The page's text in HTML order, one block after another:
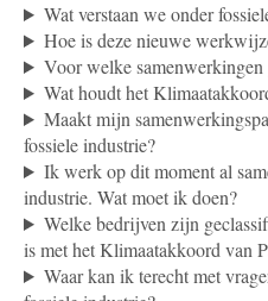
Wat verstaan we onder
Hoe is deze nieuwe
Voor welke
Wat houdt het
Maakt mijn
fossiele industrie?
Ik werk op dit moment al
industrie. Wat moet ik doen?
Welke bedrijven zijn
is met het Klimaatakkoord van
Waar kan ik terecht met